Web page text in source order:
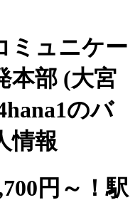
ミュニケー
本部 (大宮
のバ
情報
円～！駅